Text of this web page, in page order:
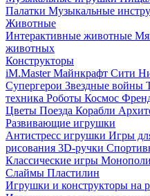
Палатки Музыкальные
Животные
Интерактивные животные
животных
Конструкторы
iM.Master Майнкрафт Сити
Супергерои Звездные войны
техника Роботы Космос
Цветы Поезда Корабли
Развивающие игрушки
Антистресс игрушки Игры
рисования 3D-ручки
Классические игры
Слаймы Пластилин
Игрушки и конструкторы на